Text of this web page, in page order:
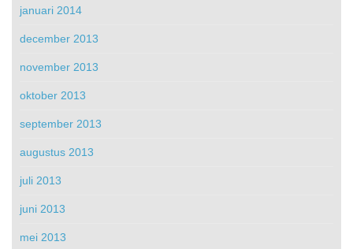
januari 2014
december 2013
november 2013
oktober 2013
september 2013
augustus 2013
juli 2013
juni 2013
mei 2013